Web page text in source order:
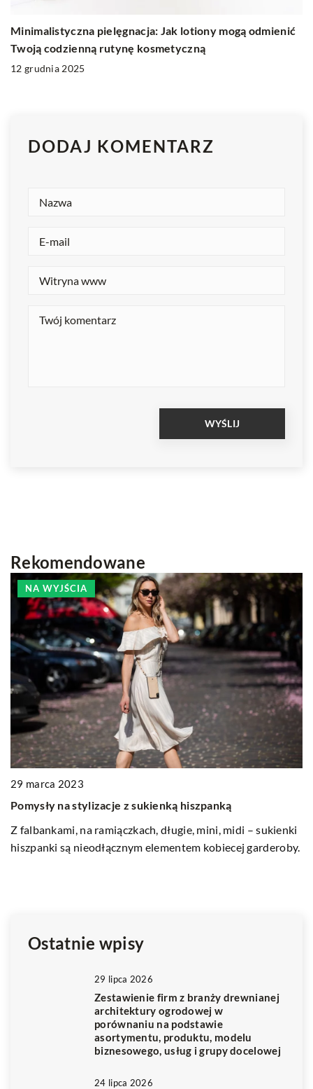
Minimalistyczna pielęgnacja: Jak lotiony mogą odmienić
Twoją codzienną rutynę kosmetyczną
12 grudnia 2025
DODAJ KOMENTARZ
Rekomendowane
NA WYJŚCIA
29 marca 2023
Pomysły na stylizacje z sukienką hiszpanką
Z falbankami, na ramiączkach, długie, mini, midi – sukienki
hiszpanki są nieodłącznym elementem kobiecej garderoby.
Ostatnie wpisy
29 lipca 2026
Zestawienie firm z branży drewnianej
architektury ogrodowej w
porównaniu na podstawie
asortymentu, produktu, modelu
biznesowego, usług i grupy docelowej
24 lipca 2026